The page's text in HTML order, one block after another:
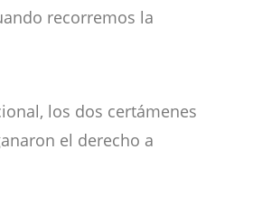
recorremos la
los dos certámenes
el derecho a